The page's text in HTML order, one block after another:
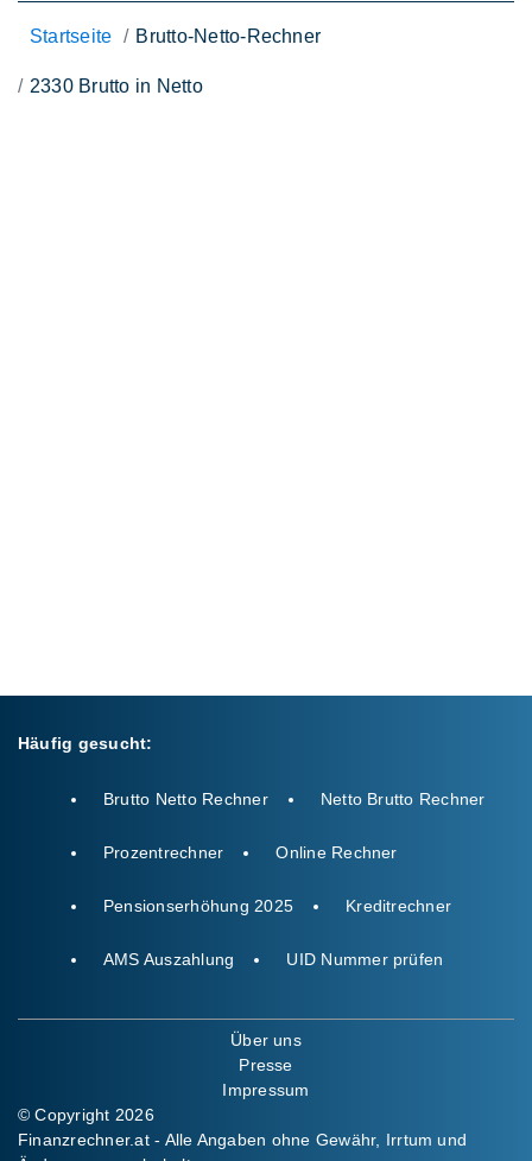
Startseite Brutto-Netto-Rechner
2330 Brutto in Netto
Häufig gesucht:
Brutto Netto Rechner Netto Brutto Rechner
Prozentrechner Online Rechner
Pensionserhöhung 2025 Kreditrechner
AMS Auszahlung UID Nummer prüfen
Über uns
Presse
Impressum
© Copyright 2026
Finanzrechner.at - Alle Angaben ohne Gewähr, Irrtum und